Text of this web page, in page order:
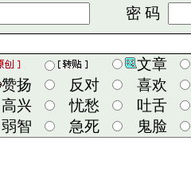
密 码
文章
赞扬 反对
喜欢
高兴 忧愁
吐舌
弱智 急死 鬼脸